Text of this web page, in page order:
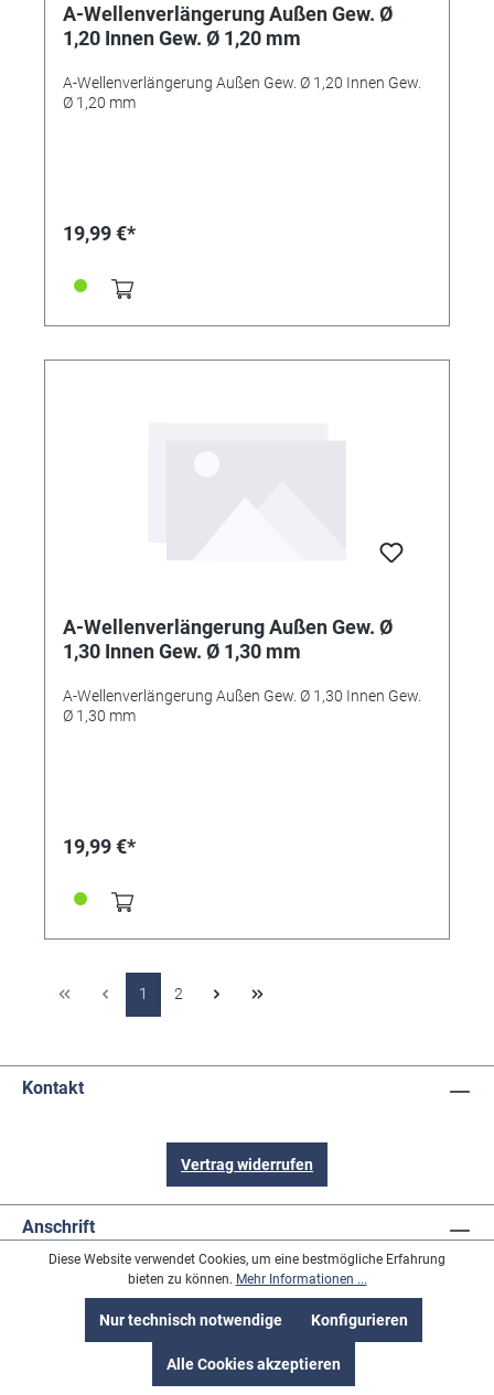
A-Wellenverlängerung Außen Gew. Ø
1,20 Innen Gew. Ø 1,20 mm
A-Wellenverlängerung Außen Gew. Ø 1,20 Innen Gew.
Ø 1,20 mm
19,99 €*
A-Wellenverlängerung Außen Gew. Ø
1,30 Innen Gew. Ø 1,30 mm
A-Wellenverlängerung Außen Gew. Ø 1,30 Innen Gew.
Ø 1,30 mm
19,99 €*
1 2
Kontakt
Vertrag widerrufen
Anschrift
Informationen
Diese Website verwendet Cookies, um eine bestmögliche Erfahrung
bieten zu können. Mehr Informationen ...
Nur technisch notwendige Konfigurieren
Alle Cookies akzeptieren